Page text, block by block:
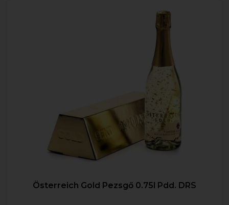
Österreich Gold Pezsgő 0.75l Pdd. DRS